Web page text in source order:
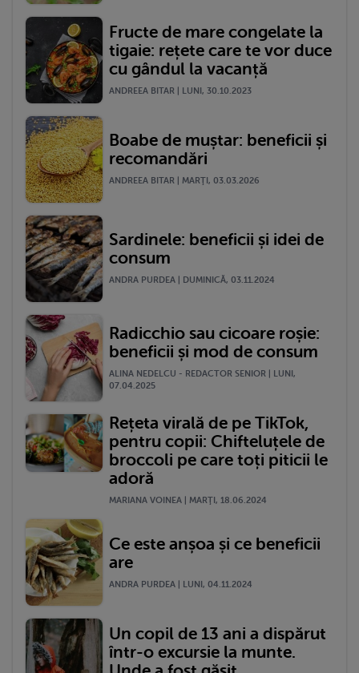
Fructe de mare congelate la
tigaie: rețete care te vor duce
cu gândul la vacanță
ANDREEA BITAR | LUNI, 30.10.2023
Boabe de muștar: beneficii și
recomandări
ANDREEA BITAR | MARŢI, 03.03.2026
Sardinele: beneficii și idei de
consum
ANDRA PURDEA | DUMINICĂ, 03.11.2024
Radicchio sau cicoare roșie:
beneficii și mod de consum
ALINA NEDELCU - REDACTOR SENIOR | LUNI,
07.04.2025
Rețeta virală de pe TikTok,
pentru copii: Chifteluțele de
broccoli pe care toți piticii le
adoră
MARIANA VOINEA | MARŢI, 18.06.2024
Ce este anșoa și ce beneficii
are
ANDRA PURDEA | LUNI, 04.11.2024
Un copil de 13 ani a dispărut
într-o excursie la munte.